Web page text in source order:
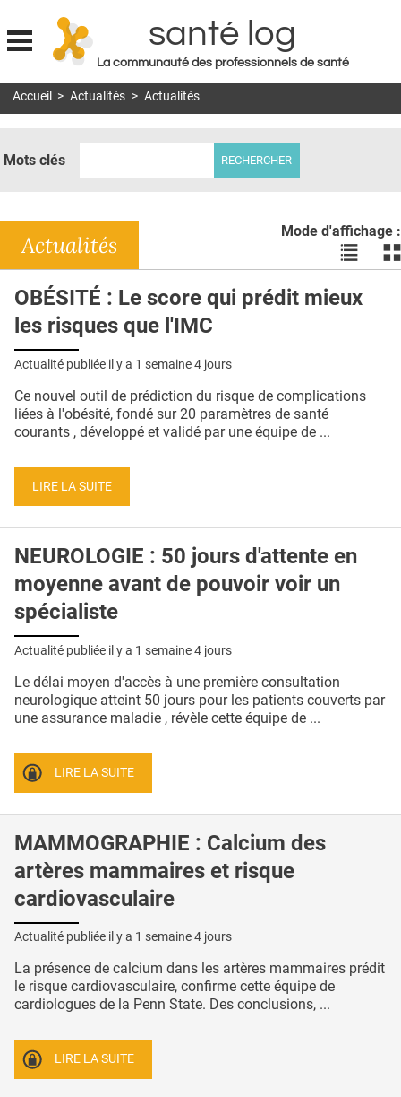
Jump to navigation
santé log
La communauté des professionnels de santé
MON COMPTE
DOSSIERS
RÉSEAUX
E-REVUE SAD
QUI SOMMES-NOUS ?
CONDITIONS GÉNÉRALES
CRÉDITS
Accueil > Actualités > Actualités
Mots clés
Mode d'affichage :
Voir
les
en
les
Actualités
OBÉSITÉ : Le score qui prédit mieux
les risques que l'IMC
Actualité publiée il y a 1 semaine 4 jours
Ce nouvel outil de prédiction du risque de complications
liées à l'obésité, fondé sur 20 paramètres de santé
courants , développé et validé par une équipe de ...
LIRE LA SUITE
NEUROLOGIE : 50 jours d'attente en
moyenne avant de pouvoir voir un
spécialiste
Actualité publiée il y a 1 semaine 4 jours
Le délai moyen d'accès à une première consultation
neurologique atteint 50 jours pour les patients couverts par
une assurance maladie , révèle cette équipe de ...
LIRE LA SUITE
MAMMOGRAPHIE : Calcium des
artères mammaires et risque
cardiovasculaire
Actualité publiée il y a 1 semaine 4 jours
La présence de calcium dans les artères mammaires prédit
le risque cardiovasculaire, confirme cette équipe de
cardiologues de la Penn State. Des conclusions, ...
LIRE LA SUITE